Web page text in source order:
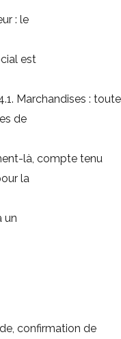
: le
est
Marchandises : toute
de
là, compte tenu
la
un
confirmation de